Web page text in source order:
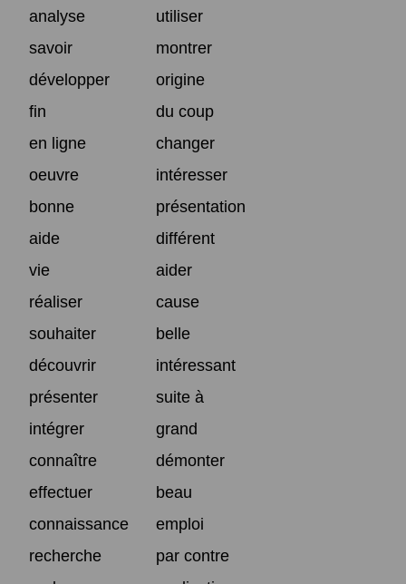
analyse
utiliser
savoir
montrer
développer
origine
fin
du coup
en ligne
changer
oeuvre
intéresser
bonne
présentation
aide
différent
vie
aider
réaliser
cause
souhaiter
belle
découvrir
intéressant
présenter
suite à
intégrer
grand
connaître
démonter
effectuer
beau
connaissance
emploi
recherche
par contre